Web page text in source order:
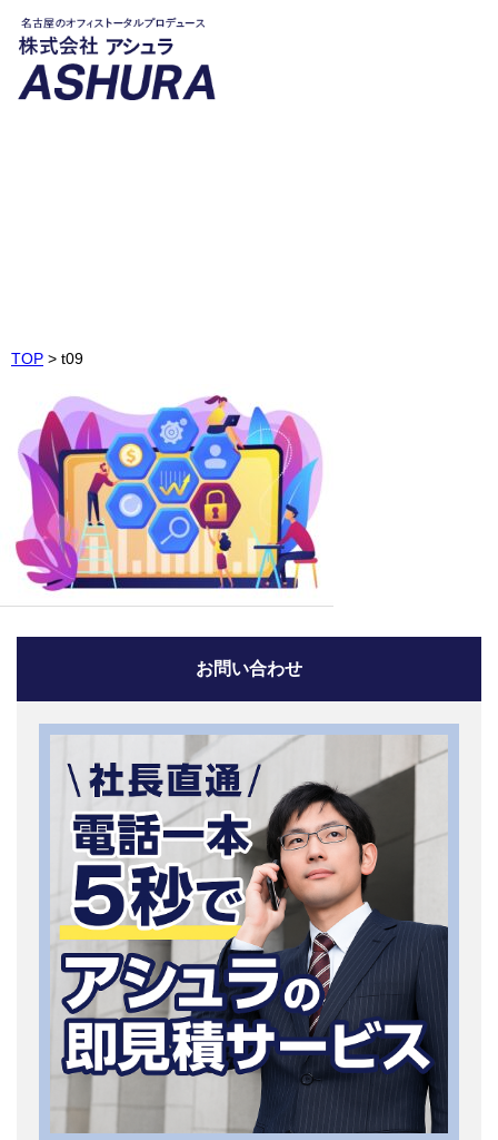
TOP > t09
お問い合わせ